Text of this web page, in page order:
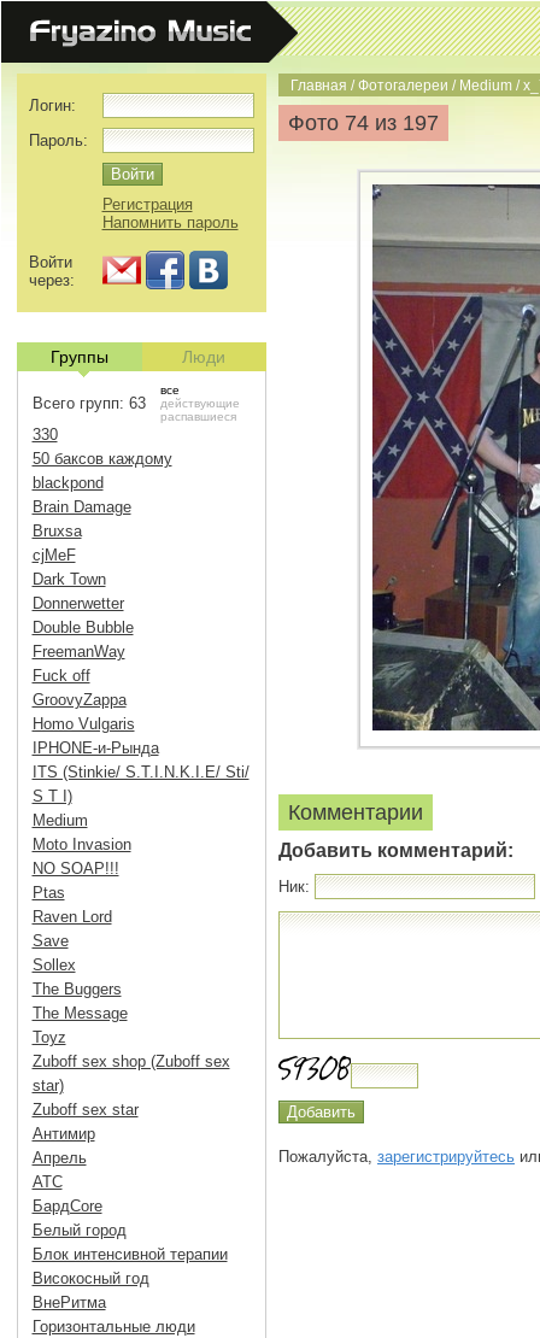
Главная /Фотогалереи / Medium /
Фото 74 из 197
Комментарии
Добавить комментарий:
Ник:
Пожалуйста, зарегистрируйтесь
Логин:
Пароль:
Регистрация
Напомнить пароль
Войти
через:
Группы Люди
Всего групп: 63
все
действующие
распавшиеся
330
50 баксов каждому
blackpond
Brain Damage
Bruxsa
cjMeF
Dark Town
Donnerwetter
Double Bubble
FreemanWay
Fuck off
GroovyZappa
Homo Vulgaris
IPHONE-и-Рында
ITS (Stinkie/ S.T.I.N.K.I.E/ Sti/
S T I)
Medium
Moto Invasion
NO SOAP!!!
Ptas
Raven Lord
Save
Sollex
The Buggers
The Message
Toyz
Zuboff sex shop (Zuboff sex
star)
Zuboff sex star
Антимир
Апрель
АТС
БардCore
Белый город
Блок интенсивной терапии
Високосный год
ВнеРитма
Горизонтальные люди